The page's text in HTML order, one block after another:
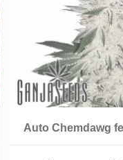
Auto Chemdawg